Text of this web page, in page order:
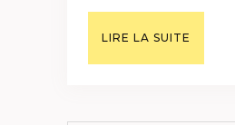
LIRE LA SUITE